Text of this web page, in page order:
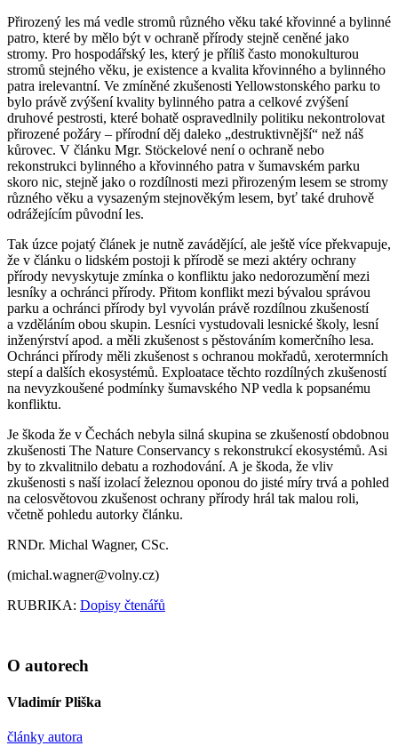
Přirozený les má vedle stromů různého věku také křovinné a bylinné
patro, které by mělo být v ochraně přírody stejně ceněné jako
stromy. Pro hospodářský les, který je příliš často monokulturou
stromů stejného věku, je existence a kvalita křovinného a bylinného
patra irelevantní. Ve zmíněné zkušenosti Yellowstonského parku to
bylo právě zvýšení kvality bylinného patra a celkové zvýšení
druhové pestrosti, které bohatě ospravedlnily politiku nekontrolovat
přirozené požáry – přírodní děj daleko „destruktivnější“ než náš
kůrovec. V článku Mgr. Stöckelové není o ochraně nebo
rekonstrukci bylinného a křovinného patra v šumavském parku
skoro nic, stejně jako o rozdílnosti mezi přirozeným lesem se stromy
různého věku a vysazeným stejnověkým lesem, byť také druhově
odrážejícím původní les.
Tak úzce pojatý článek je nutně zavádějící, ale ještě více překvapuje,
že v článku o lidském postoji k přírodě se mezi aktéry ochrany
přírody nevyskytuje zmínka o konfliktu jako nedorozumění mezi
lesníky a ochránci přírody. Přitom konflikt mezi bývalou správou
parku a ochránci přírody byl vyvolán právě rozdílnou zkušeností
a vzděláním obou skupin. Lesníci vystudovali lesnické školy, lesní
inženýrství apod. a měli zkušenost s pěstováním komerčního lesa.
Ochránci přírody měli zkušenost s ochranou mokřadů, xerotermních
stepí a dalších ekosystémů. Exploatace těchto rozdílných zkušeností
na nevyzkoušené podmínky šumavského NP vedla k popsanému
konfliktu.
Je škoda že v Čechách nebyla silná skupina se zkušeností obdobnou
zkušenosti The Nature Conservancy s rekonstrukcí ekosystémů. Asi
by to zkvalitnilo debatu a rozhodování. A je škoda, že vliv
zkušenosti s naší izolací železnou oponou do jisté míry trvá a pohled
na celosvětovou zkušenost ochrany přírody hrál tak malou roli,
včetně pohledu autorky článku.
RNDr. Michal Wagner, CSc.
(michal.wagner@volny.cz)
RUBRIKA: Dopisy čtenářů
O autorech
Vladimír Pliška
články autora